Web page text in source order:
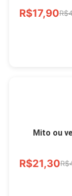
R$17,90
Mito ou
R$21,30